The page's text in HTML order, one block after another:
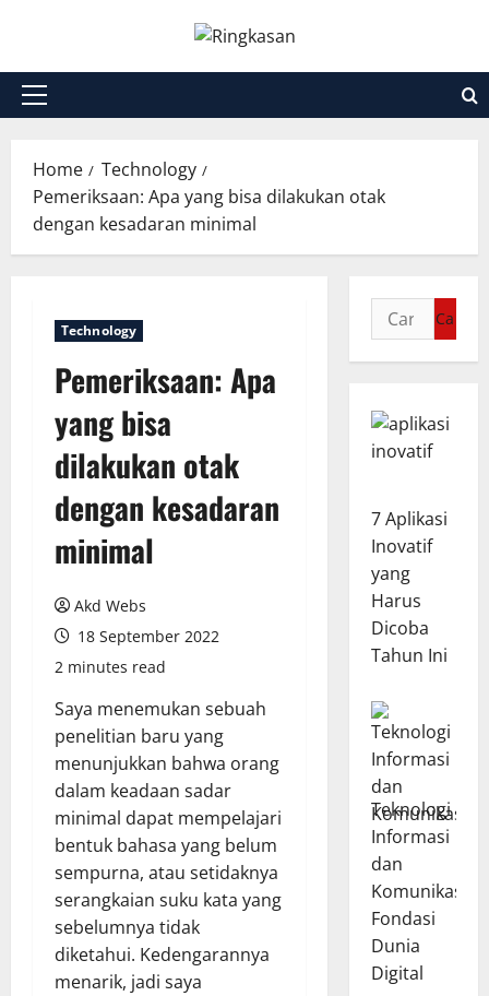
content
Primary
Home
Technology
Pemeriksaan: Apa yang bisa dilakukan otak
dengan kesadaran minimal
Technology
Pemeriksaan: Apa
yang bisa
dilakukan otak
dengan kesadaran
minimal
Akd Webs
18 September 2022
2 minutes read
Saya menemukan sebuah
penelitian baru yang
menunjukkan bahwa orang
dalam keadaan sadar
minimal dapat mempelajari
bentuk bahasa yang belum
sempurna, atau setidaknya
serangkaian suku kata yang
sebelumnya tidak
diketahui. Kedengarannya
menarik, jadi saya
Cari
untuk:
7 Aplikasi
Inovatif
yang
Harus
Dicoba
Tahun Ini
Teknologi
Informasi
dan
Komunikasi:
Fondasi
Dunia
Digital